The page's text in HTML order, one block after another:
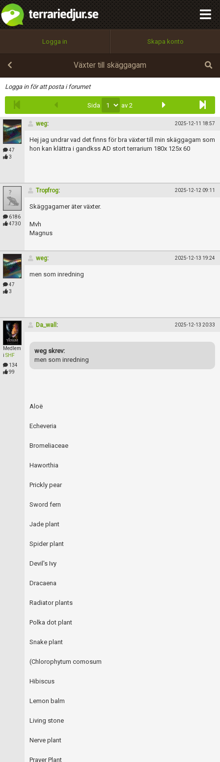
Logga in Skapa konto
Växter till skäggagam
Logga in för att posta i forumet
Sida av 2
47
3
weg: 2025-12-11 18:57
Hej jag undrar vad det finns för bra växter till min skäggagam som
hon kan klättra i gandkss AD stort terrarium 180x 125x 60
6186
4730
Tropfrog: 2025-12-12 09:11
Skäggagamer äter växter.
Mvh
Magnus
47
3
weg: 2025-12-13 19:24
men som inredning
Medlem
i SHF
134
99
Da_wall : 2025-12-13 20:33
weg skrev:
men som inredning
Aloë
Echeveria
Bromeliaceae
Haworthia
Prickly pear
Sword fern
Jade plant
Spider plant
Devil's Ivy
Dracaena
Radiator plants
Polka dot plant
Snake plant
(Chlorophytum comosum
Hibiscus
Lemon balm
Living stone
Nerve plant
Prayer Plant
Infoga
Utför
100%
OK
integritetspolicy
Namn:
Epost:
Användarnamn:
Lösenord:
Privacy Policy
Terms of Service
Begär nytt lösenord
Tillbaka till förstasidan